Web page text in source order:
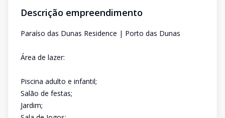
Descrição empreendimento
Paraíso das Dunas Residence | Porto das Dunas
Área de lazer:
Piscina adulto e infantil;
Salão de festas;
Jardim;